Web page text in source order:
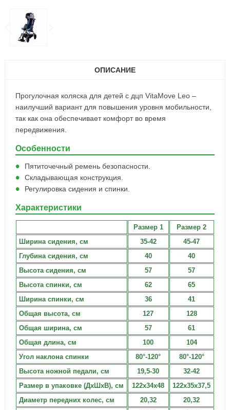
ОПИСАНИЕ
Прогулочная коляска для детей с дцп VitaMove Leo –
наилучший вариант для повышения уровня мобильности,
так как она обеспечивает комфорт во время
передвижения.
Особенности
Пятиточечный ремень безопасности.
Складывающая конструкция.
Регулировка сидения и спинки.
Характеристики
Размер 1
Размер 2
Ширина сидения, см
35-42
45-47
Глубина сидения, см
40
40
Высота сидения, см
57
57
Высота спинки, см
62
65
Ширина спинки, см
36
41
Общая высота, см
127
128
Общая ширина, см
57
61
Общая длина, см
100
104
Угол наклона спинки
80°-120°
80°-120°
Высота ножной педали, см
19,5-30
32-42
Размер в упаковке (ДхШхВ), см
122х34х48
122х35х37,5
Диаметр передних колес, см
20,32
20,32